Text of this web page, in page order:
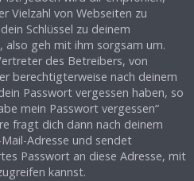
Vielzahl von Webseiten zu
Schlüssel zu deinem
geh mit ihm sorgsam um.
des Betreibers, von
berechtigterweise nach deinem
Passwort vergessen haben, so
mein Passwort vergessen“
fragt dich dann nach deinem
Adresse und sendet
Passwort an diese Adresse, mit
kannst.